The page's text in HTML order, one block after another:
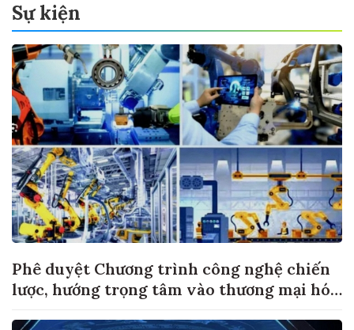
Sự kiện
Phê duyệt Chương trình công nghệ chiến
lược, hướng trọng tâm vào thương mại hóa